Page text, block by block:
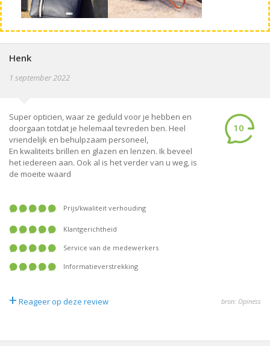
Henk
1 september 2022
Super opticien, waar ze geduld voor je hebben en
doorgaan totdat je helemaal tevreden ben. Heel
vriendelijk en behulpzaam personeel,
En kwaliteits brillen en glazen en lenzen. Ik beveel
het iedereen aan. Ook al is het verder van u weg, is
de moeite waard
10
prijs/kwaliteit verhouding
klantgerichtheid
service van de medewerkers
informatieverstrekking
+ Reageer op deze review bron: Opiness